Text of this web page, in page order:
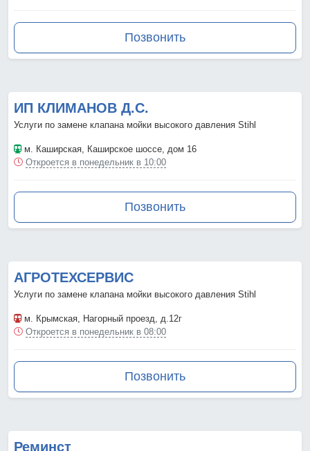
Позвонить
ИП КЛИМАНОВ Д.С.
Услуги по замене клапана мойки высокого давления Stihl
м. Каширская, Каширское шоссе, дом 16
Откроется в понедельник в 10:00
Позвонить
АГРОТЕХСЕРВИС
Услуги по замене клапана мойки высокого давления Stihl
м. Крымская, Нагорный проезд, д.12г
Откроется в понедельник в 08:00
Позвонить
Реминст